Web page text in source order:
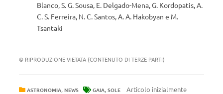
Blanco, S. G. Sousa, E. Delgado-Mena, G. Kordopatis, A.
C. S. Ferreira, N. C. Santos, A. A. Hakobyan e M.
Tsantaki
© RIPRODUZIONE VIETATA (CONTENUTO DI TERZE PARTI)
ASTRONOMIA, NEWS GAIA, SOLE
Articolo inizialmente